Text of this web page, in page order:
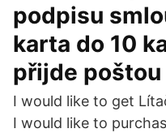
podpisu
karta do 10
přijde poštou
I would like to get
I would like to